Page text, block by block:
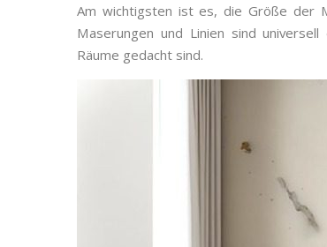
Am wichtigsten ist es, die Größe der
Maserungen und Linien sind
Räume gedacht sind.